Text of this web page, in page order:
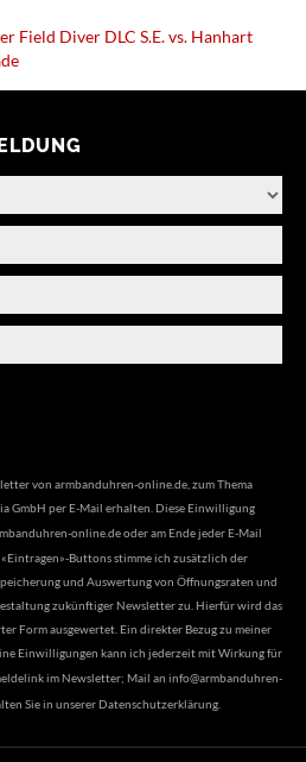
Field Diver DLC S.E. vs. Hanhart
von armbanduhren-online.de, zum Thema
GmbH per E-Mail erhalten. Diese Einwilligung
online.deoder am Ende jeder E-Mail
Buttons stimme ich zusätzlich der
und Auswertung von Öffnungsraten und
zukünftiger Newsletter zu. Hierfür wird das
Form ausgewertet. Ein direkter Bezug zu meiner
Einwilligungen kann ich jederzeit mit Wirkung für
im Newsletter; Mail an info@armbanduhren-
Sie in unserer Datenschutzerklärung